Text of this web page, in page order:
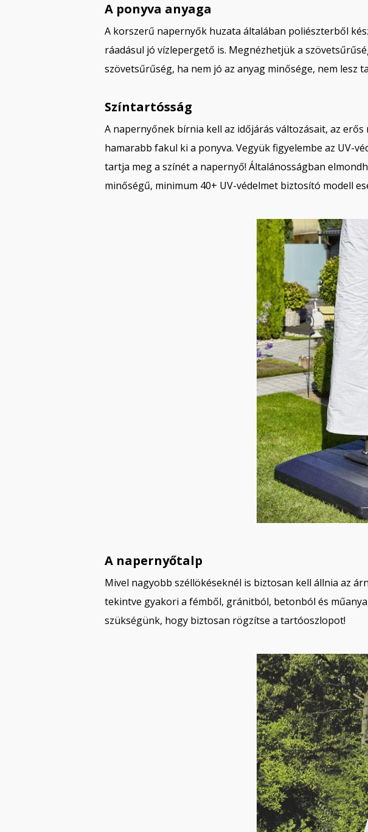
A ponyva anyaga
A korszerű napernyők huzata általában poliészterből
ráadásul jó vízlepergető is. Megnézhetjük a
szövetsűrűség, ha nem jó az anyag minősége, nem lesz
Színtartósság
A napernyőnek bírnia kell az időjárás változásait, az
hamarabb fakul ki a ponyva. Vegyük figyelembe az UV-
tartja meg a színét a napernyő! Általánosságban
minőségű, minimum 40+ UV-védelmet biztosító modell
A napernyőtalp
Mivel nagyobb széllökéseknél is biztosan kell állnia az
tekintve gyakori a fémből, gránitból, betonból és
szükségünk, hogy biztosan rögzítse a tartóoszlopot!